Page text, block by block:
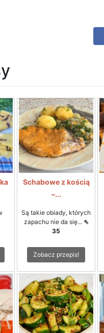
Schabowe z kością
–...
Są takie obiady, których
zapachu nie da się... ⇖
35
Zobacz przepis!